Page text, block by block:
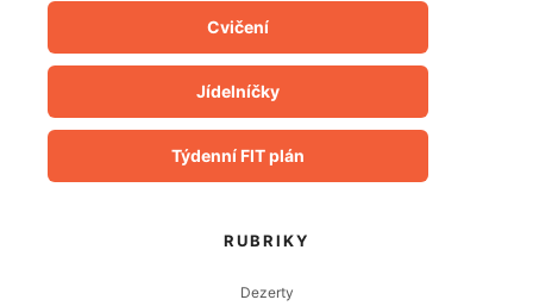
Cvičení
Jídelníčky
Týdenní FIT plán
RUBRIKY
Dezerty